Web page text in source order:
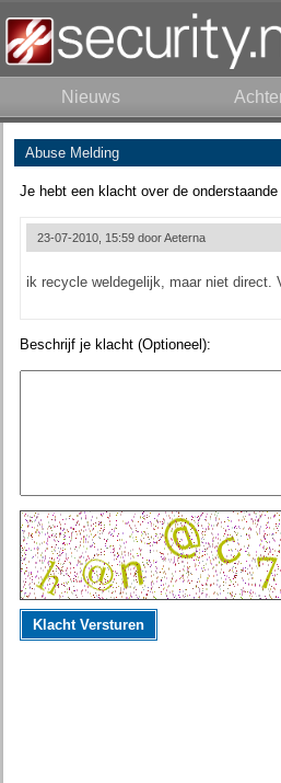
Nieuws
Abuse Melding
Je hebt een klacht over de
23-07-2010, 15:59 doorAeterna
ik recycle weldegelijk, maar niet direct.
Beschrijf je klacht (Optioneel):
Klacht Versturen